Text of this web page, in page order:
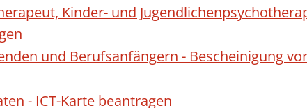
Kinder- und
und Berufsanfängern - Bescheinigung
- ICT-Karte beantragen